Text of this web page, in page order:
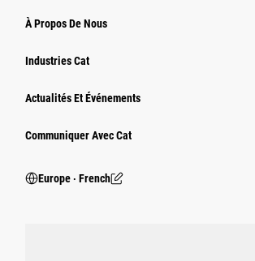
À Propos De Nous
Industries Cat
Actualités Et Événements
Communiquer Avec Cat
Europe ‧ French